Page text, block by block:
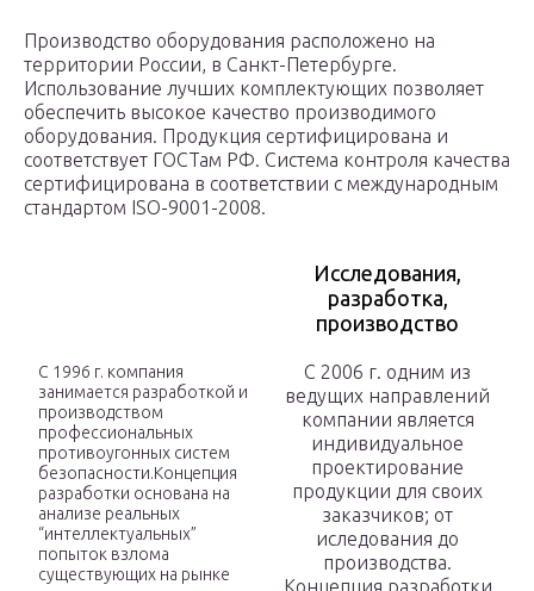
Производство оборудования расположено на
территории России, в Санкт-Петербурге.
Использование лучших комплектующих позволяет
обеспечить высокое качество производимого
оборудования. Продукция сертифицирована и
соответствует ГОСТам РФ. Система контроля качества
сертифицирована в соответствии с международным
стандартом ISO-9001-2008.
С 1996 г. компания
занимается разработкой и
производством
профессиональных
противоугонных систем
безопасности.Концепция
разработки основана на
анализе реальных
“интеллектуальных”
попыток взлома
существующих на рынке
Исследования,
разработка,
производство
С 2006 г. одним из
ведущих направлений
компании является
индивидуальное
проектирование
продукции для своих
заказчиков; от
иследования до
производства.
Концепция разработки